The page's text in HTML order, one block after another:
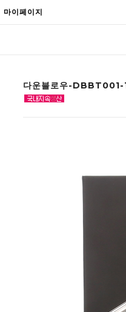
마이페이지
다운블로우-DBBT001-